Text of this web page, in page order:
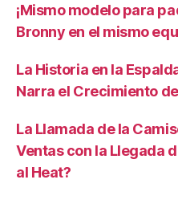
¡Mismo modelo para
Bronny en el mismo
La Historia en la
Narra el Crecimiento
La Llamada de la
Ventas con la Llegada
al Heat?